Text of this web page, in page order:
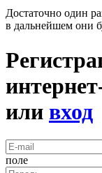
Достаточно один
в дальнейшем они
или вход
поле